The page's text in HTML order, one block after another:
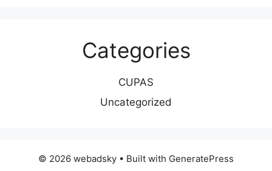
Categories
CUPAS
Uncategorized
© 2026 webadsky • Built with GeneratePress